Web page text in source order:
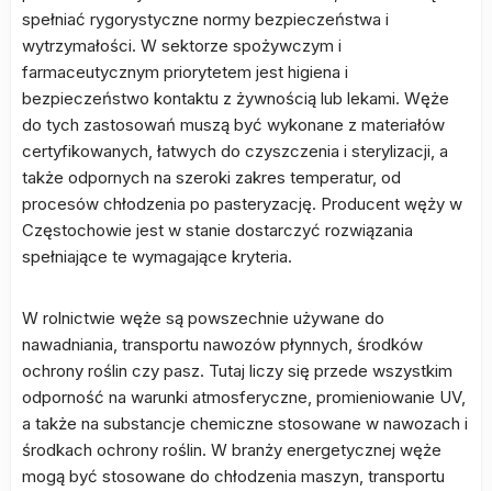
spełniać rygorystyczne normy bezpieczeństwa i
wytrzymałości. W sektorze spożywczym i
farmaceutycznym priorytetem jest higiena i
bezpieczeństwo kontaktu z żywnością lub lekami. Węże
do tych zastosowań muszą być wykonane z materiałów
certyfikowanych, łatwych do czyszczenia i sterylizacji, a
także odpornych na szeroki zakres temperatur, od
procesów chłodzenia po pasteryzację. Producent węży w
Częstochowie jest w stanie dostarczyć rozwiązania
spełniające te wymagające kryteria.
W rolnictwie węże są powszechnie używane do
nawadniania, transportu nawozów płynnych, środków
ochrony roślin czy pasz. Tutaj liczy się przede wszystkim
odporność na warunki atmosferyczne, promieniowanie UV,
a także na substancje chemiczne stosowane w nawozach i
środkach ochrony roślin. W branży energetycznej węże
mogą być stosowane do chłodzenia maszyn, transportu